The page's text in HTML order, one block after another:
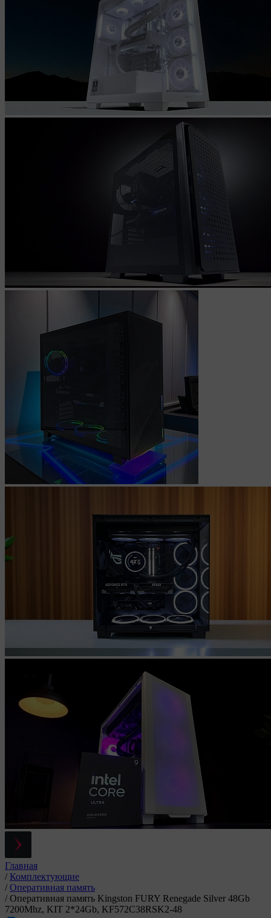
Главная
/ Комплектующие
/ Оперативная память
/ Оперативная память Kingston FURY Renegade Silver 48Gb
7200Mhz, KIT 2*24Gb, KF572C38RSK2-48